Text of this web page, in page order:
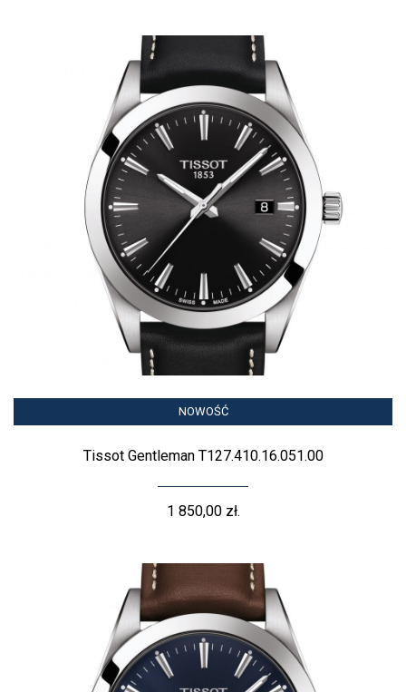
NOWOŚĆ
Tissot Gentleman T127.410.16.051.00
1 850,00 zł.